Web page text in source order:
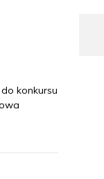
konkursu